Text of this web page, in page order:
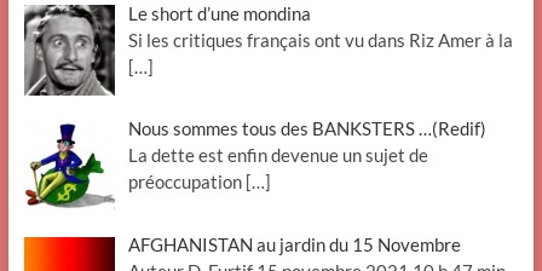
Le short d’une mondina
Si les critiques français ont vu dans Riz Amer à la
[…]
Nous sommes tous des BANKSTERS …(Redif)
La dette est enfin devenue un sujet de
préoccupation […]
AFGHANISTAN au jardin du 15 Novembre